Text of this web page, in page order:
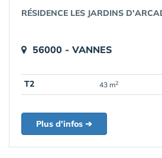
RÉSIDENCE LES JARDINS
56000 - VANNES
T2 43 m2
Plus d'infos ➔